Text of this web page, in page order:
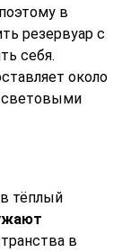
в
резервуар с
себя.
около
световыми
тёплый
в